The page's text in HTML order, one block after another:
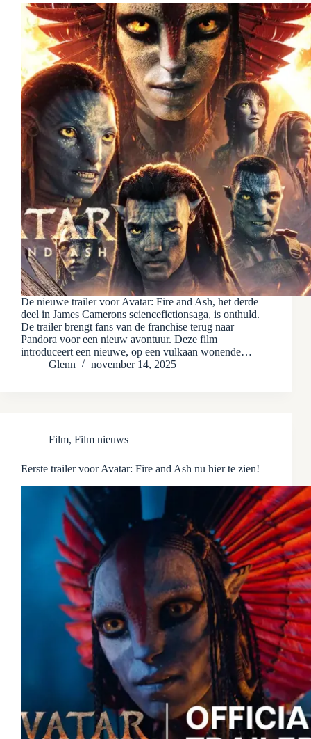
De nieuwe trailer voor Avatar: Fire and Ash, het derde
deel in James Camerons sciencefictionsaga, is onthuld.
De trailer brengt fans van de franchise terug naar
Pandora voor een nieuw avontuur. Deze film
introduceert een nieuwe, op een vulkaan wonende…
Glenn
november 14, 2025
Film, Film nieuws
Eerste trailer voor Avatar: Fire and Ash nu hier te zien!